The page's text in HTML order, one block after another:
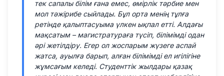
тек сапалы білім ғана емес, өмірлік тәрбие мен
мол тәжірибе сыйлады. Бұл орта менің тұлға
ретінде қалыптасуыма үлкен ықпал етті. Алдағы
мақсатым – магистратураға түсіп, білімімді одан
әрі жетілдіру. Егер ол жоспарым жүзеге аспай
жатса, ауылға барып, алған білімімді ел игілігіне
жұмсағым келеді. Студенттік жылдары қазақ